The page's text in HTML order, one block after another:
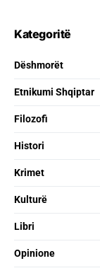
Kategoritë
Dëshmorët
Etnikumi Shqiptar
Filozofi
Histori
Krimet
Kulturë
Libri
Opinione